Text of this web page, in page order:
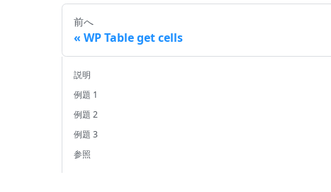
前へ
WP Table get cells
説明
例題 1
例題 2
例題 3
参照